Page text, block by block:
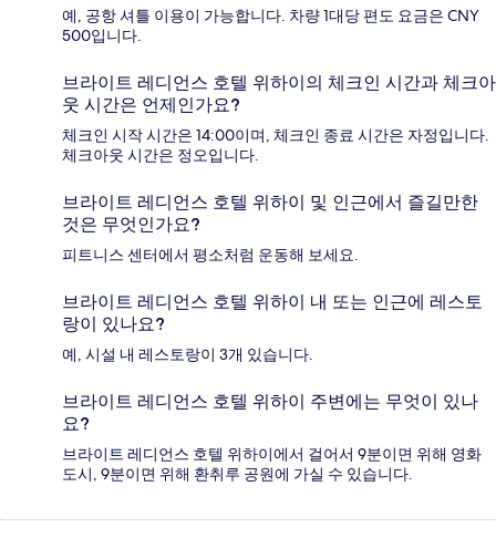
예, 공항 셔틀 이용이 가능합니다. 차량 1대당 편도 요금은 CNY
500입니다.
브라이트 레디언스 호텔 위하이의 체크인 시간과 체크아
웃 시간은 언제인가요?
체크인 시작 시간은 14:00이며, 체크인 종료 시간은 자정입니다.
체크아웃 시간은 정오입니다.
브라이트 레디언스 호텔 위하이 및 인근에서 즐길만한
것은 무엇인가요?
피트니스 센터에서 평소처럼 운동해 보세요.
브라이트 레디언스 호텔 위하이 내 또는 인근에 레스토
랑이 있나요?
예, 시설 내 레스토랑이 3개 있습니다.
브라이트 레디언스 호텔 위하이 주변에는 무엇이 있나
요?
브라이트 레디언스 호텔 위하이에서 걸어서 9분이면 위해 영화
도시, 9분이면 위해 환취루 공원에 가실 수 있습니다.